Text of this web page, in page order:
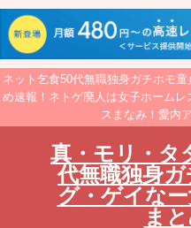
ネット乞食50代無職独身ガチホモ
め速報！ネトゲ廃人は女子ホーム
スまなみ！愛内
真・モリ・タ
代無職独身
グ・ゲイな
ま